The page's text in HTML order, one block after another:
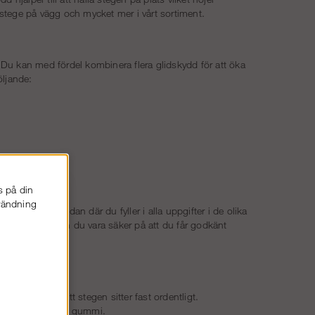
på vägg och mycket mer i vårt sortiment.
kan med fördel kombinera flera glidskydd för att öka
på sidan där du fyller i alla uppgifter i de olika
av oss kan du vara säker på att du får godkänt
säkerställa att stegen sitter fast ordentligt.
glidskydd med gummi.
på din